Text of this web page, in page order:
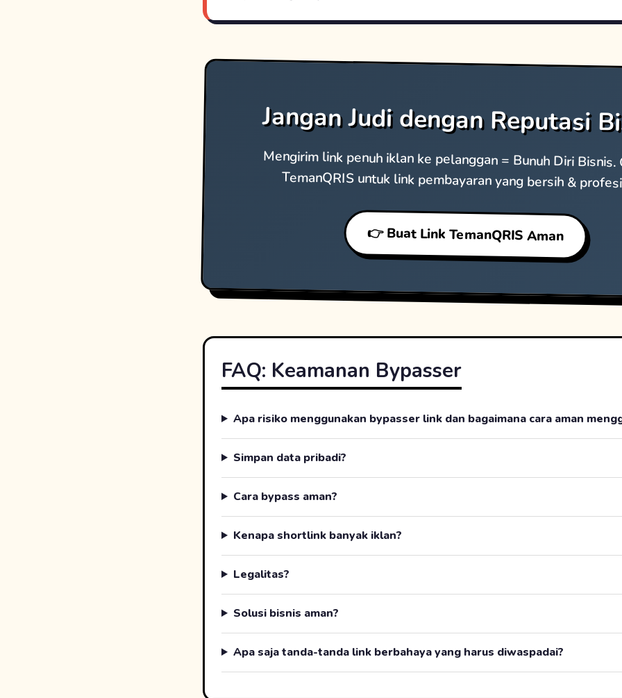
Jangan Judi dengan Reputasi
Mengirim link penuh iklan ke pelanggan = Bunuh Diri Bisnis.
TemanQRIS untuk link pembayaran yang bersih &
👉 Buat Link TemanQRIS Aman
FAQ: Keamanan Bypasser
Apa risiko menggunakan bypasser link dan bagaimana cara aman
Simpan data pribadi?
Cara bypass aman?
Kenapa shortlink banyak iklan?
Legalitas?
Solusi bisnis aman?
Apa saja tanda-tanda link berbahaya yang harus diwaspadai?